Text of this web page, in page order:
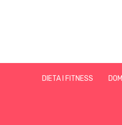
DIETA I FITNESS DOM